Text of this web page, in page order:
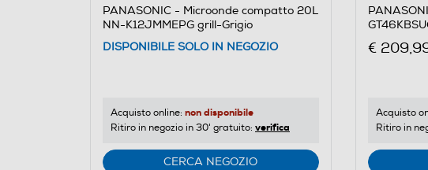
PANASONIC - Microonde compatto 20L
NN-K12JMMEPG grill-Grigio
DISPONIBILE SOLO IN NEGOZIO
Acquisto online: non disponibile
Ritiro in negozio in 30' gratuito: verifica
CERCA NEGOZIO
€
Acquisto
Ritiro in